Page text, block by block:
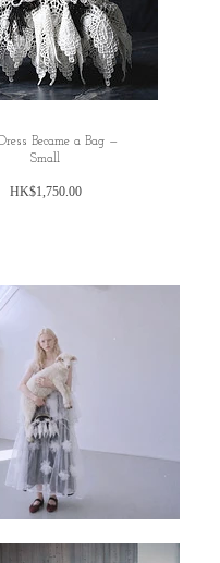
之下拍攝的（偏藍），影片
出，顏色偏黃，比較接近布
measured manually with
Became a Bag —
Small
HK$1,750.00價